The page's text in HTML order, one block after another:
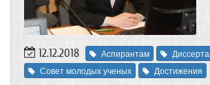
12.12.2018 Аспирантам
Совет молодых ученых
Достижения